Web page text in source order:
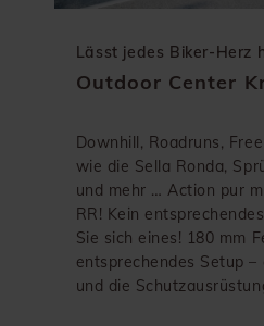
Lässt jedes Biker-Herz
Outdoor Center
Downhill, Roadruns,
wie die Sella Ronda,
und mehr … Action pur
RR! Kein
Sie sich eines! 180 mm
entsprechendes Setup
und die